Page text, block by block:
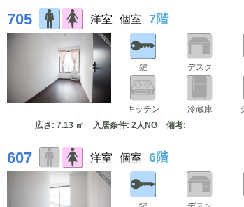
705 洋室 個室 7階
鍵 デスク
キッチン 冷蔵庫
広さ: 7.13 ㎡ 入居条件: 2人NG 備考:
607 洋室 個室 6階